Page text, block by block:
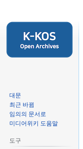
대문
최근 바뀜
임의의 문서로
미디어위키 도움말
도구